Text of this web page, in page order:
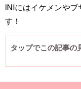
INIにはイケメンや
す！
タップでこの記事